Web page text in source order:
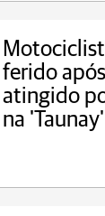
ferido
atingido
na 'Taunay'